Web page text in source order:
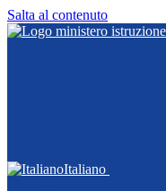
Salta al contenuto
Italiano